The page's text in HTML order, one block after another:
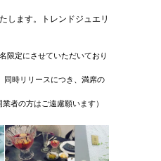
します。トレンドジュエリ
限定にさせていただいており
同時リリースにつき、満席の
者の方はご遠慮願います）